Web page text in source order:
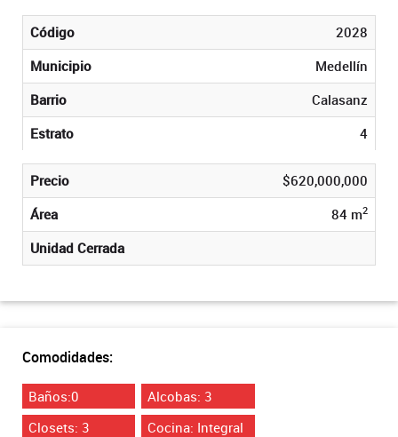
Código
2028
Municipio
Medellín
Barrio
Calasanz
Estrato
4
Precio
$620,000,000
Área
84 m2
Unidad Cerrada
Comodidades:
Baños:0
Alcobas: 3
Closets: 3
Cocina: Integral